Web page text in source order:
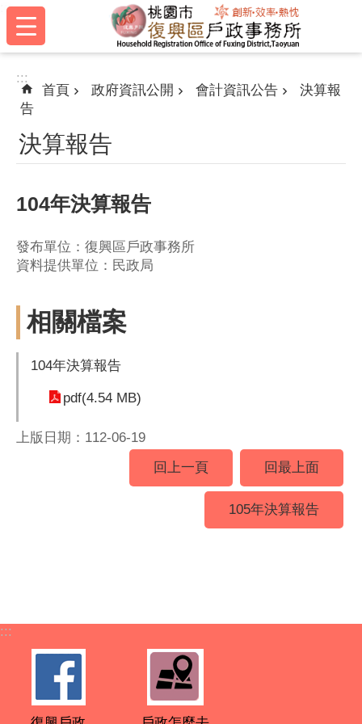
跳到主要內容區塊
:::
:::
首頁 政府資訊公開 會計資訊公告
決算報
告
決算報告
104年決算報告
發布單位：復興區戶政事務所
資料提供單位：民政局
相關檔案
104年決算報告
pdf(4.54 MB)
上版日期：112-06-19
回上一頁
回最上面
105年決算報告
:::